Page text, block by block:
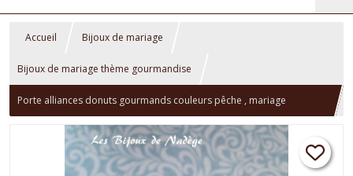
Accueil Bijoux de mariage
Bijoux de mariage thème gourmandise
Porte alliances donuts gourmands couleurs pêche , mariage
gourmandise